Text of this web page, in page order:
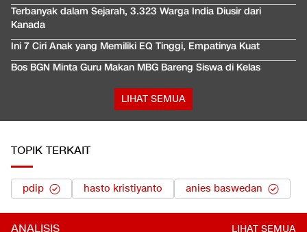
Terbanyak dalam Sejarah, 3.323 Warga India Diusir dari
Kanada
Ini 7 Ciri Anak yang Memiliki EQ Tinggi, Empatinya Kuat
Bos BGN Minta Guru Makan MBG Bareng Siswa di Kelas
LIHAT SEMUA
TOPIK TERKAIT
pdip hasto kristiyanto anies baswedan
ANALISIS LIHAT SEMUA